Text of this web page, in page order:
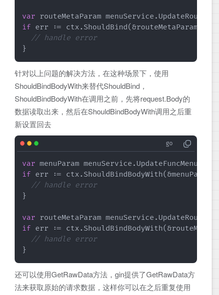
var
if err := ctx.ShouldBind(&routeMetaParam);
// handle error
}
针对以上问题的解决方法，在这种场景下，使用
ShouldBindBodyWith来替代ShouldBind，
ShouldBindBodyWith在调用之前，先将request.Body的
数据读取出来，然后在ShouldBindBodyWith调用之后重
新设置回去
var
if err :=
// handle error
}
var
if err :=
// handle error
}
还可以使用GetRawData方法，gin提供了GetRawData方
法来获取原始的请求数据，这样你可以在之后重复使用